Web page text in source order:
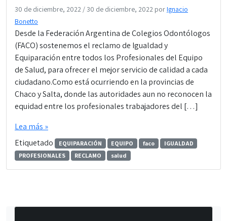
30 de diciembre, 2022 /30 de diciembre, 2022 porIgnacio
Bonetto
Desde la Federación Argentina de Colegios Odontólogos
(FACO) sostenemos el reclamo de Igualdad y
Equiparación entre todos los Profesionales del Equipo
de Salud, para ofrecer el mejor servicio de calidad a cada
ciudadano.Como está ocurriendo en la provincias de
Chaco y Salta, donde las autoridades aun no reconocen la
equidad entre los profesionales trabajadores del […]
Lea más »
Etiquetado
EQUIPARACIÓN EQUIPO faco
IGUALDAD
PROFESIONALES
RECLAMO salud